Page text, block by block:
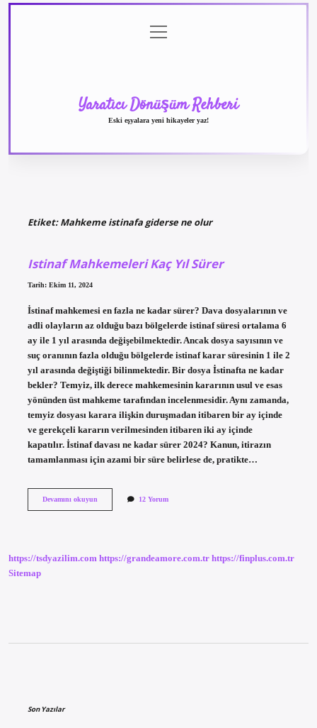
menüyü
aç
Yaratıcı Dönüşüm Rehberi
Eski eşyalara yeni hikayeler yaz!
Etiket:Mahkeme istinafa giderse ne olur
Istinaf Mahkemeleri Kaç Yıl Sürer
Tarih: Ekim 11, 2024
İstinaf mahkemesi en fazla ne kadar sürer? Dava dosyalarının ve
adli olayların az olduğu bazı bölgelerde istinaf süresi ortalama 6
ay ile 1 yıl arasında değişebilmektedir. Ancak dosya sayısının ve
suç oranının fazla olduğu bölgelerde istinaf karar süresinin 1 ile 2
yıl arasında değiştiği bilinmektedir. Bir dosya İstinafta ne kadar
bekler? Temyiz, ilk derece mahkemesinin kararının usul ve esas
yönünden üst mahkeme tarafından incelenmesidir. Aynı zamanda,
temyiz dosyası karara ilişkin duruşmadan itibaren bir ay içinde
ve gerekçeli kararın verilmesinden itibaren iki ay içinde
kapatılır. İstinaf davası ne kadar sürer 2024? Kanun, itirazın
tamamlanması için azami bir süre belirlese de, pratikte…
Devamını okuyunIstinaf
12 Yorum
https://tsdyazilim.com https://grandeamore.com.tr https://finplus.com.tr
Sitemap
Son Yazılar